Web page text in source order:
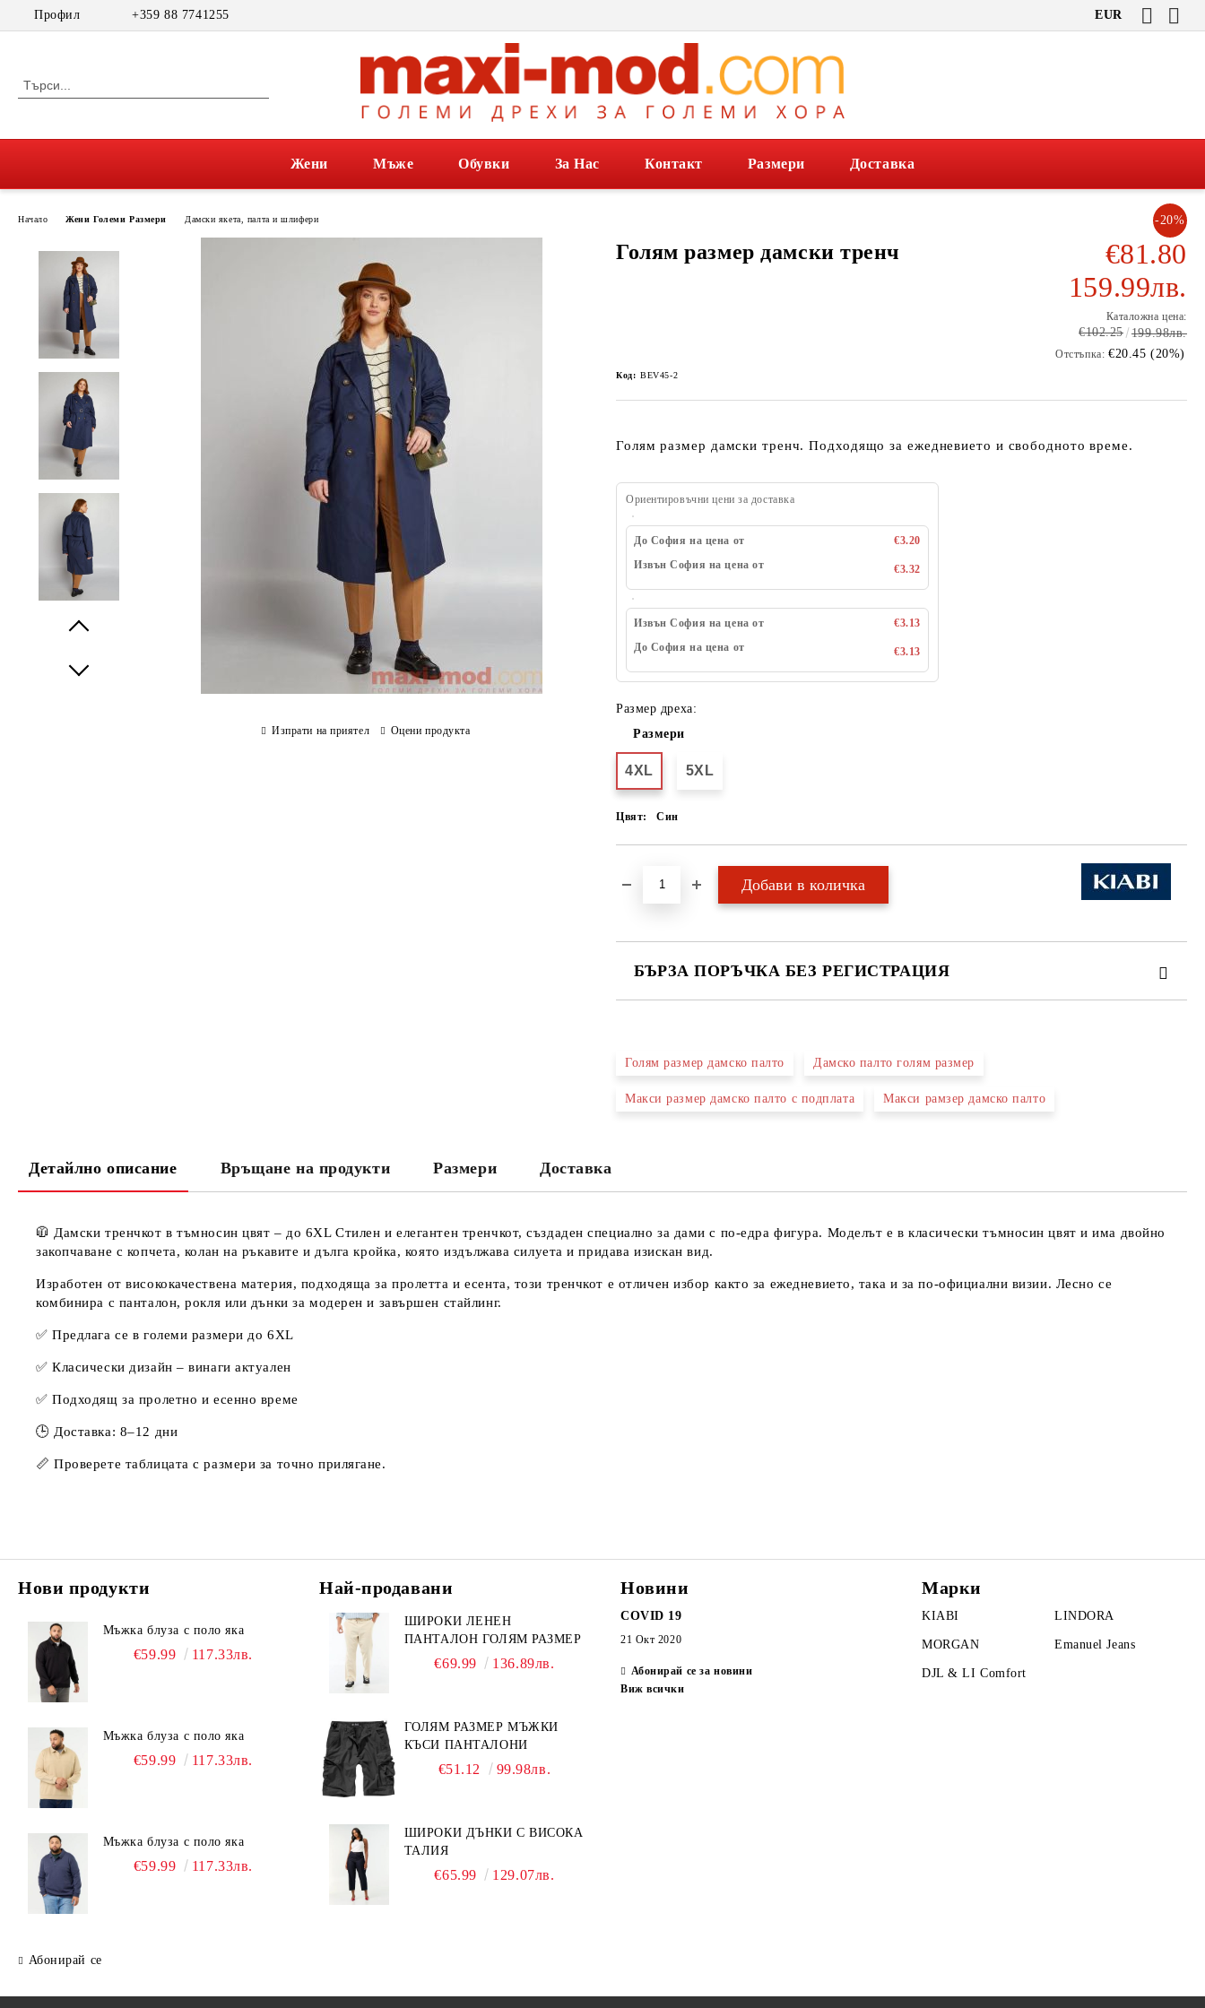
Профил +359 88 7741255 EUR
Жени Мъже Обувки За Нас Контакт Размери Доставка
Начало Жени Големи Размери Дамски якета, палта и шлифери
Голям размер дамски тренч
-20%
€81.80
159.99лв.
Каталожна цена:
€102.25 199.98лв.
Отстъпка: €20.45 (20%)
Код: BEV45-2
Голям размер дамски тренч. Подходящо за ежедневието и свободното време.
Ориентировъчни цени за доставка
До София на цена от
€3.20
Извън София на цена от
€3.32
Извън София на цена от
€3.13
До София на цена от
€3.13
Размер дреха:
Размери
4XL 5XL
Цвят: Син
БЪРЗА ПОРЪЧКА БЕЗ РЕГИСТРАЦИЯ
Ние ще се свържем с вас в рамките на работния ден.
Голям размер дамско палто Дамско палто голям размер
Макси размер дамско палто с подплата Макси рамзер дамско палто
Изпрати на приятел Оцени продукта
Детайлно описание Връщане на продукти Размери Доставка
🧥 Дамски тренчкот в тъмносин цвят – до 6XL Стилен и елегантен тренчкот, създаден специално за дами с по-едра фигура. Моделът е в класически тъмносин цвят и има двойно
закопчаване с копчета, колан на ръкавите и дълга кройка, която издължава силуета и придава изискан вид.
Изработен от висококачествена материя, подходяща за пролетта и есента, този тренчкот е отличен избор както за ежедневието, така и за по-официални визии. Лесно се
комбинира с панталон, рокля или дънки за модерен и завършен стайлинг.
✅ Предлага се в големи размери до 6XL
✅ Класически дизайн – винаги актуален
✅ Подходящ за пролетно и есенно време
🕒 Доставка: 8–12 дни
📏 Проверете таблицата с размери за точно прилягане.
Нови продукти
Мъжка блуза с поло яка
€59.99 117.33лв.
Мъжка блуза с поло яка
€59.99 117.33лв.
Мъжка блуза с поло яка
€59.99 117.33лв.
Абонирай се
Най-продавани
ШИРОКИ ЛЕНЕН
ПАНТАЛОН ГОЛЯМ РАЗМЕР
€69.99 136.89лв.
ГОЛЯМ РАЗМЕР МЪЖКИ
КЪСИ ПАНТАЛОНИ
€51.12 99.98лв.
ШИРОКИ ДЪНКИ С ВИСОКА
ТАЛИЯ
€65.99 129.07лв.
Новини
COVID 19
21 Окт 2020
Абонирай се за новини
Виж всички
Марки
KIABI LINDORA
MORGAN Emanuel Jeans
DJL & LI Comfort